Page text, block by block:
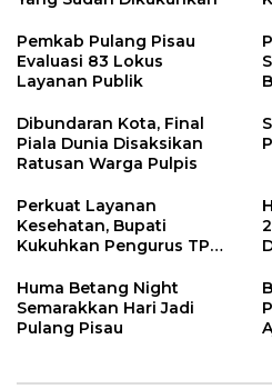
Pemkab Pulang Pisau
Evaluasi 83 Lokus
Layanan Publik
Dibundaran Kota, Final
Piala Dunia Disaksikan
Ratusan Warga Pulpis
Perkuat Layanan
Kesehatan, Bupati
Kukuhkan Pengurus TP
Huma Betang Night
Semarakkan Hari Jadi
Pulang Pisau